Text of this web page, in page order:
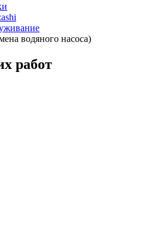
водяного насоса)
работ